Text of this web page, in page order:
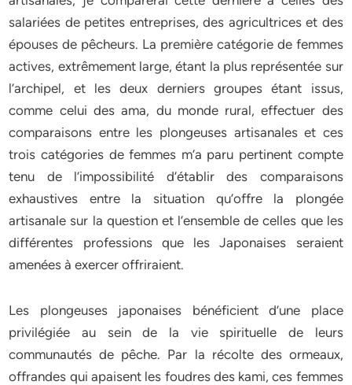
salariées de petites entreprises, des agricultrices et des
épouses de pêcheurs. La première catégorie de femmes
actives, extrêmement large, étant la plus représentée sur
l’archipel, et les deux derniers groupes étant issus,
comme celui des ama, du monde rural, effectuer des
comparaisons entre les plongeuses artisanales et ces
trois catégories de femmes m’a paru pertinent compte
tenu de l’impossibilité d’établir des comparaisons
exhaustives entre la situation qu’offre la plongée
artisanale sur la question et l’ensemble de celles que les
différentes professions que les Japonaises seraient
amenées à exercer offriraient.
Les plongeuses japonaises bénéficient d’une place
privilégiée au sein de la vie spirituelle de leurs
communautés de pêche. Par la récolte des ormeaux,
offrandes qui apaisent les foudres des kami, ces femmes